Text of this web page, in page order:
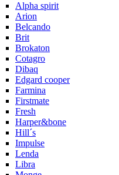
Alpha spirit
Arion
Belcando
Brit
Brokaton
Cotagro
Dibaq
Edgard cooper
Farmina
Firstmate
Fresh
Harper&bone
Hill´s
Impulse
Lenda
Libra